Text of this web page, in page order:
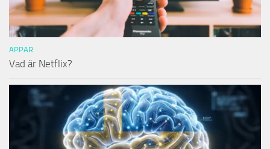
APPAR
Vad är Netflix?